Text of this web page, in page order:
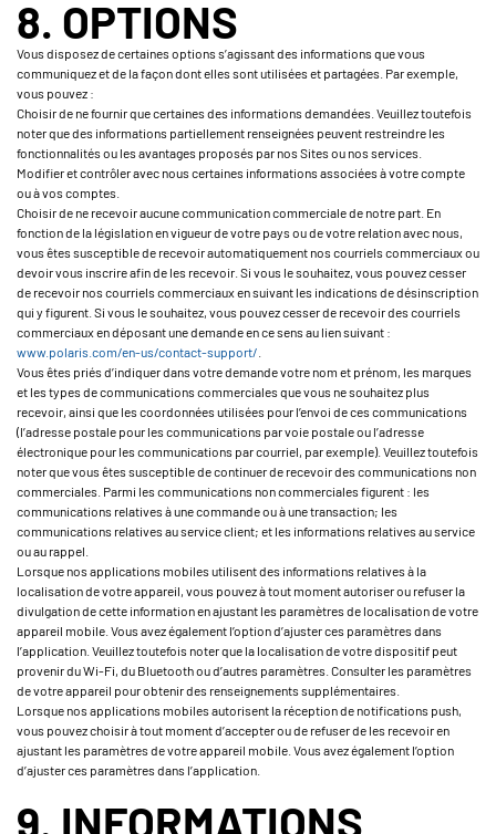
8. OPTIONS
Vous disposez de certaines options s’agissant des informations que vous
communiquez et de la façon dont elles sont utilisées et partagées. Par exemple,
vous pouvez :
Choisir de ne fournir que certaines des informations demandées. Veuillez toutefois
noter que des informations partiellement renseignées peuvent restreindre les
fonctionnalités ou les avantages proposés par nos Sites ou nos services.
Modifier et contrôler avec nous certaines informations associées à votre compte
ou à vos comptes.
Choisir de ne recevoir aucune communication commerciale de notre part. En
fonction de la législation en vigueur de votre pays ou de votre relation avec nous,
vous êtes susceptible de recevoir automatiquement nos courriels commerciaux ou
devoir vous inscrire afin de les recevoir. Si vous le souhaitez, vous pouvez cesser
de recevoir nos courriels commerciaux en suivant les indications de désinscription
qui y figurent. Si vous le souhaitez, vous pouvez cesser de recevoir des courriels
commerciaux en déposant une demande en ce sens au lien suivant :
www.polaris.com/en-us/contact-support/
Vous êtes priés d’indiquer dans votre demande votre nom et prénom, les marques
et les types de communications commerciales que vous ne souhaitez plus
recevoir, ainsi que les coordonnées utilisées pour l’envoi de ces communications
(l’adresse postale pour les communications par voie postale ou l’adresse
électronique pour les communications par courriel, par exemple). Veuillez toutefois
noter que vous êtes susceptible de continuer de recevoir des communications non
commerciales. Parmi les communications non commerciales figurent : les
communications relatives à une commande ou à une transaction; les
communications relatives au service client; et les informations relatives au service
ou au rappel.
Lorsque nos applications mobiles utilisent des informations relatives à la
localisation de votre appareil, vous pouvez à tout moment autoriser ou refuser la
divulgation de cette information en ajustant les paramètres de localisation de votre
appareil mobile. Vous avez également l’option d’ajuster ces paramètres dans
l’application. Veuillez toutefois noter que la localisation de votre dispositif peut
provenir du Wi-Fi, du Bluetooth ou d’autres paramètres. Consulter les paramètres
de votre appareil pour obtenir des renseignements supplémentaires.
Lorsque nos applications mobiles autorisent la réception de notifications push,
vous pouvez choisir à tout moment d’accepter ou de refuser de les recevoir en
ajustant les paramètres de votre appareil mobile. Vous avez également l’option
d’ajuster ces paramètres dans l’application.
9. INFORMATIONS